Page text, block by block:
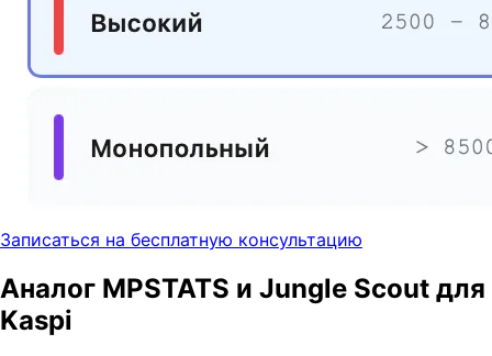
Записаться на бесплатную консультацию
Аналог MPSTATS и Jungle Scout для
Kaspi